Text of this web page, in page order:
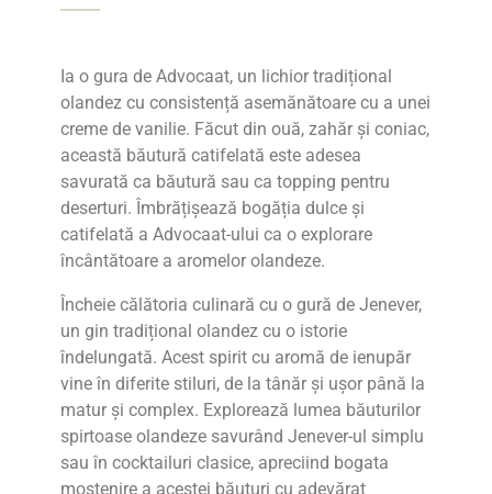
Ia o gura de Advocaat, un lichior tradițional
olandez cu consistență asemănătoare cu a unei
creme de vanilie. Făcut din ouă, zahăr și coniac,
această băutură catifelată este adesea
savurată ca băutură sau ca topping pentru
deserturi. Îmbrățișează bogăția dulce și
catifelată a Advocaat-ului ca o explorare
încântătoare a aromelor olandeze.
Încheie călătoria culinară cu o gură de Jenever,
un gin tradițional olandez cu o istorie
îndelungată. Acest spirit cu aromă de ienupăr
vine în diferite stiluri, de la tânăr și ușor până la
matur și complex. Explorează lumea băuturilor
spirtoase olandeze savurând Jenever-ul simplu
sau în cocktailuri clasice, apreciind bogata
moștenire a acestei băuturi cu adevărat